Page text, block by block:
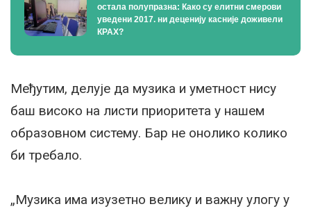
остала полупразна: Како су елитни смерови
уведени 2017. ни деценију касније доживели
КРАХ?
Међутим, делује да музика и уметност нису
баш високо на листи приоритета у нашем
образовном систему. Бар не онолико колико
би требало.
„Музика има изузетно велику и важну улогу у